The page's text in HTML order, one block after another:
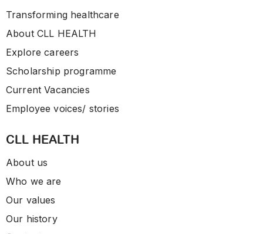
Transforming healthcare
About CLL HEALTH
Explore careers
Scholarship programme
Current Vacancies
Employee voices/ stories
CLL HEALTH
About us
Who we are
Our values
Our history